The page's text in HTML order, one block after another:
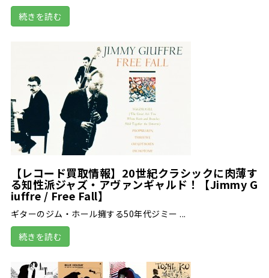
続きを読む
【レコード買取情報】20世紀クラシックに肉薄す
る知性派ジャズ・アヴァンギャルド！【Jimmy G
iuffre / Free Fall】
ギターのジム・ホール擁する50年代ジミー ...
続きを読む